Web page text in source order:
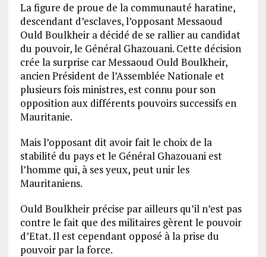
La figure de proue de la communauté haratine,
descendant d’esclaves, l’opposant Messaoud
Ould Boulkheir a décidé de se rallier au candidat
du pouvoir, le Général Ghazouani. Cette décision
crée la surprise car Messaoud Ould Boulkheir,
ancien Président de l’Assemblée Nationale et
plusieurs fois ministres, est connu pour son
opposition aux différents pouvoirs successifs en
Mauritanie.
Mais l’opposant dit avoir fait le choix de la
stabilité du pays et le Général Ghazouani est
l’homme qui, à ses yeux, peut unir les
Mauritaniens.
Ould Boulkheir précise par ailleurs qu’il n’est pas
contre le fait que des militaires gèrent le pouvoir
d’Etat. Il est cependant opposé à la prise du
pouvoir par la force.